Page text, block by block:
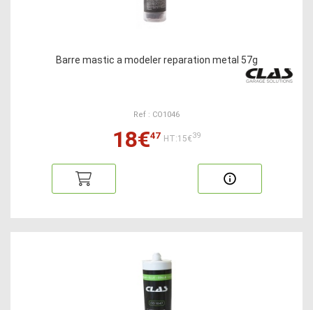
Barre mastic a modeler reparation metal 57g
Ref : CO1046
18€47 HT:15€39